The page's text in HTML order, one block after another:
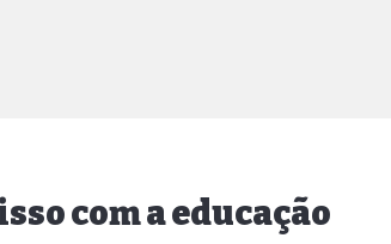
com a educação